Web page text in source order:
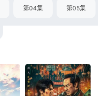
第04集 第05集